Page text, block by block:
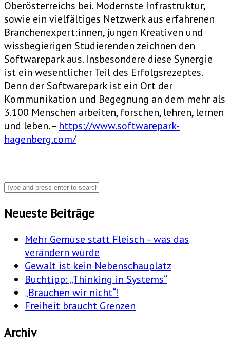
Oberösterreichs bei. Modernste Infrastruktur,
sowie ein vielfältiges Netzwerk aus erfahrenen
Branchenexpert:innen, jungen Kreativen und
wissbegierigen Studierenden zeichnen den
Softwarepark aus. Insbesondere diese Synergie
ist ein wesentlicher Teil des Erfolgsrezeptes.
Denn der Softwarepark ist ein Ort der
Kommunikation und Begegnung an dem mehr als
3.100 Menschen arbeiten, forschen, lehren, lernen
und leben. – https://www.softwarepark-
hagenberg.com/
Neueste Beiträge
Mehr Gemüse statt Fleisch – was das
verändern würde
Gewalt ist kein Nebenschauplatz
Buchtipp: „Thinking in Systems“
„Brauchen wir nicht“!
Freiheit braucht Grenzen
Archiv